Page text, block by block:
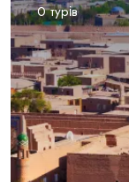
0 турів